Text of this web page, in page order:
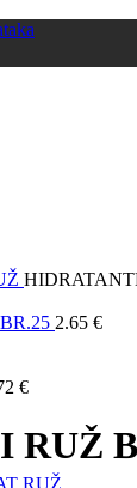
RUŽ
2.65 €
€
RUŽ